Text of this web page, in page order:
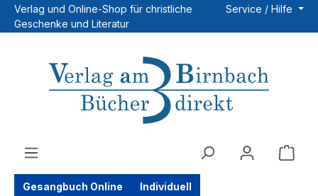
Zum Hauptinhalt springen
Verlag und Online-Shop für christliche
Geschenke und Literatur
Service / Hilfe
Gesangbuch Online Individuell